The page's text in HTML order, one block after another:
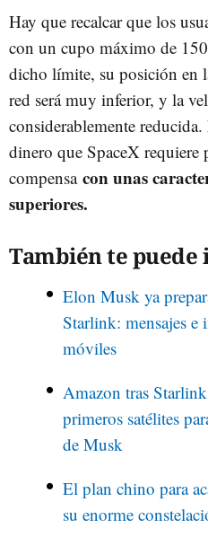
Hay que recalcar que los
con un cupo máximo de
dicho límite, su posición en
red será muy inferior, y la
considerablemente
dinero que SpaceX requiere
compensa con unas
superiores.
También te puede
Elon Musk ya
Starlink: mensajes e
móviles
Amazon tras
primeros satélites
de Musk
El plan chino para
su enorme